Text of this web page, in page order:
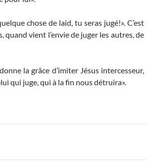
chose de laid, tu seras jugé!». C’est
quand vient l’envie de juger les autres, de
la grâce d’imiter Jésus intercesseur,
qui juge, qui à la fin nous détruira».